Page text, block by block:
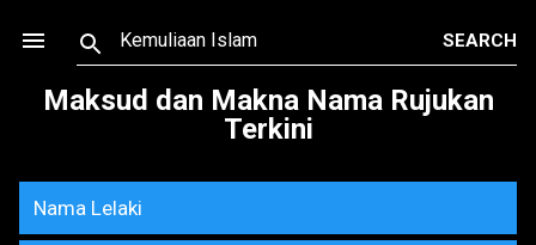
Skip to main content
Maksud dan Makna Nama Rujukan
Terkini
Nama Lelaki